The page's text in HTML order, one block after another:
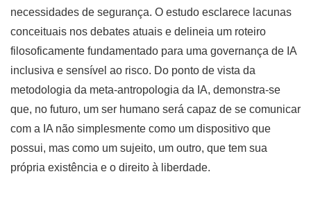
necessidades de segurança. O estudo esclarece lacunas
conceituais nos debates atuais e delineia um roteiro
filosoficamente fundamentado para uma governança de IA
inclusiva e sensível ao risco. Do ponto de vista da
metodologia da meta-antropologia da IA, demonstra-se
que, no futuro, um ser humano será capaz de se comunicar
com a IA não simplesmente como um dispositivo que
possui, mas como um sujeito, um outro, que tem sua
própria existência e o direito à liberdade.